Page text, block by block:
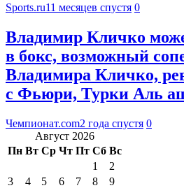
Sports.ru11 месяцев спустя 0
Владимир Кличко
в бокс, возможный
Владимира Кличко,
с Фьюри, Турки Аль
Чемпионат.com2 года спустя 0
Август 2026
Пн Вт Ср Чт Пт Сб Вс
1
2
3
4 5 6 7 8
9